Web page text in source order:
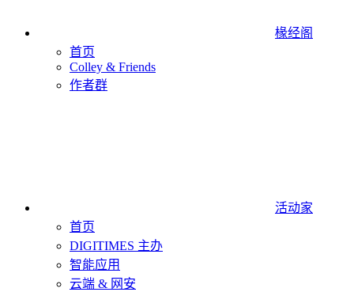
椽经阁
首页
Colley & Friends
作者群
活动家
首页
DIGITIMES 主办
智能应用
云端 & 网安